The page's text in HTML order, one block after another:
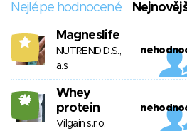
Nejlépe hodnocené
8 Magneslife
NUTREND D.S.,
a.s
24
Whey
protein
Vilgain s.r.o.